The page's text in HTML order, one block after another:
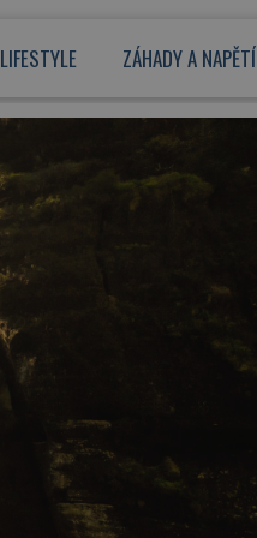
LIFESTYLE ZÁHADY A NAPĚTÍ